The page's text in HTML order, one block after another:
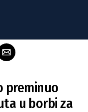
preminuo
u borbi za